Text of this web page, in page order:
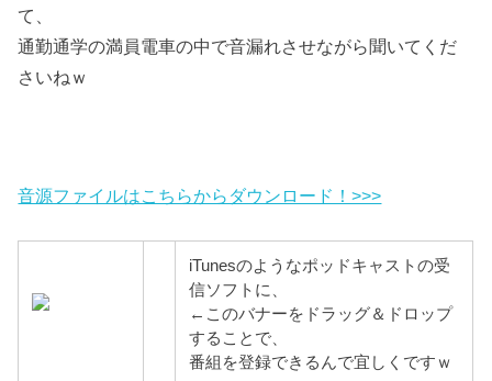
て、
通勤通学の満員電車の中で音漏れさせながら聞いてくだ
さいねｗ
音源ファイルはこちらからダウンロード！>>>
iTunesのようなポッドキャストの受
信ソフトに、
←このバナーをドラッグ＆ドロップ
することで、
番組を登録できるんで宜しくですｗ